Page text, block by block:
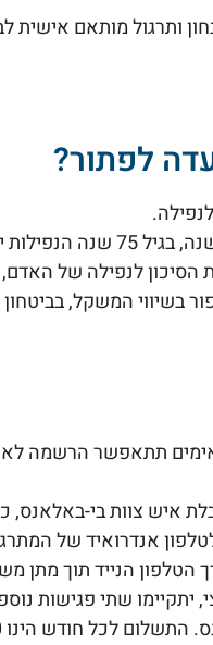
ותרגול מותאם אישית
לפתור?
לנפילה של
בשיווי המשקל,
תתאפשר הרשמה
איש צוות בי-באלאנס,
אנדרואיד של
הטלפון הנייד תוך מתן
שתי פגישות
ש״ח פלוס מע״מ וכולל כל הליווי הנ"ל